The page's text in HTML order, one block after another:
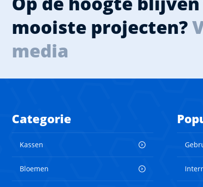
mooiste projecten?
media
Categorie
Kassen
Bloemen